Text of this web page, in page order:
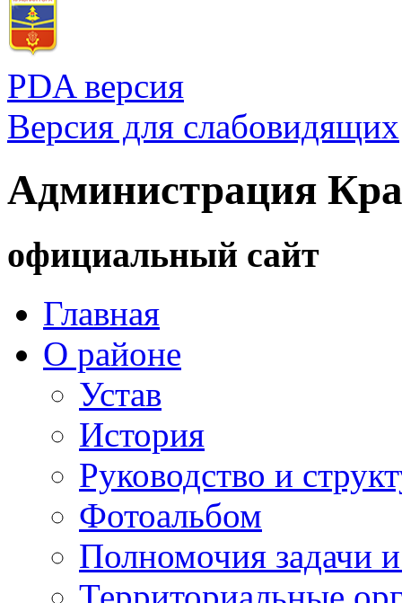
PDA версия
Версия для слабовидящих
Администрация
официальный сайт
Главная
О районе
Устав
История
Руководство и
Фотоальбом
Полномочия задачи